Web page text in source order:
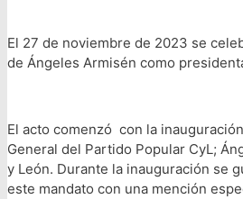
El 27 de noviembre de 2023 se
de Ángeles Armisén como
El acto comenzó con la
General del Partido Popular CyL;
y León. Durante la inauguración se
este mandato con una mención